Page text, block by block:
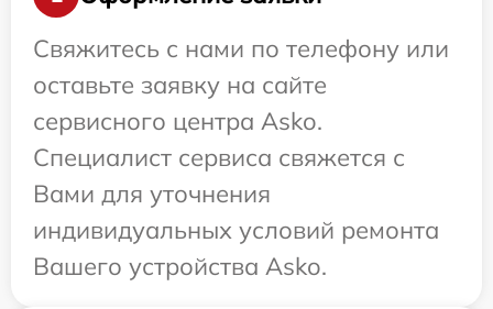
Свяжитесь с нами по телефону или
оставьте заявку на сайте
сервисного центра Asko.
Специалист сервиса свяжется с
Вами для уточнения
индивидуальных условий ремонта
Вашего устройства Asko.